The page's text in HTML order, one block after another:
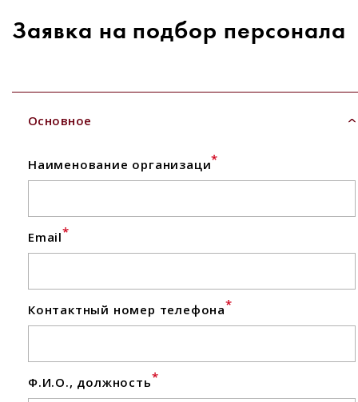
Заявка на подбор персонала
Основное
Наименование организаци*
Email*
Контактный номер телефона*
Ф.И.О., должность*